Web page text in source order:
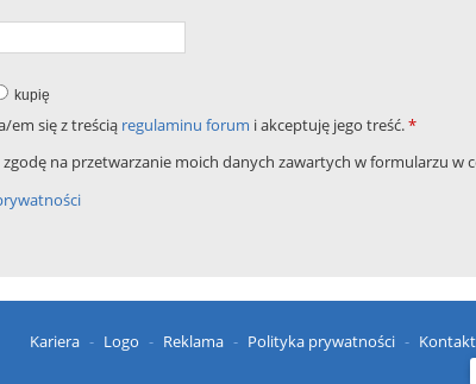
kupię
em się z treścią regulaminu forum i akceptuję jego treść.*
na przetwarzanie moich danych zawartych w formularzu w
Kariera Logo Reklama Polityka prywatności Kontakt